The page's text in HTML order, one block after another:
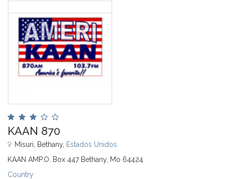
KAAN 870
Misuri, Bethany, Estados Unidos
KAAN AMP.O. Box 447 Bethany, Mo 64424
Country